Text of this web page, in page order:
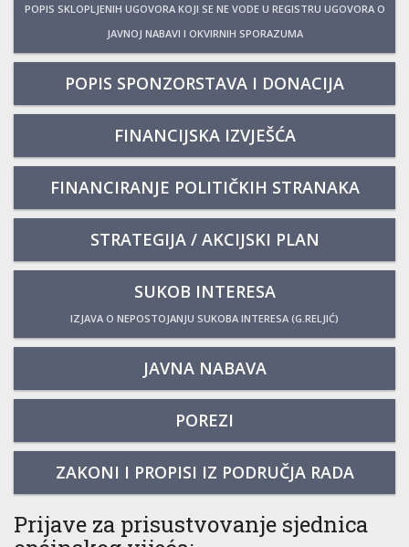
POPIS SKLOPLJENIH UGOVORA KOJI SE NE VODE U REGISTRU UGOVORA O
JAVNOJ NABAVI I OKVIRNIH SPORAZUMA
POPIS SPONZORSTAVA I DONACIJA
FINANCIJSKA IZVJEŠĆA
FINANCIRANJE POLITIČKIH STRANAKA
STRATEGIJA / AKCIJSKI PLAN
SUKOB INTERESA
IZJAVA O NEPOSTOJANJU SUKOBA INTERESA (G.RELJIĆ)
JAVNA NABAVA
POREZI
ZAKONI I PROPISI IZ PODRUČJA RADA
Prijave za prisustvovanje sjednica